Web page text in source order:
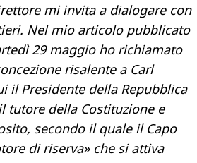
mi invita a dialogare con
Nel mio articolo pubblicato
29 maggio ho richiamato
risalente a Carl
il Presidente della Repubblica
tutore della Costituzione e
secondo il quale il Capo
di riserva» che si attiva